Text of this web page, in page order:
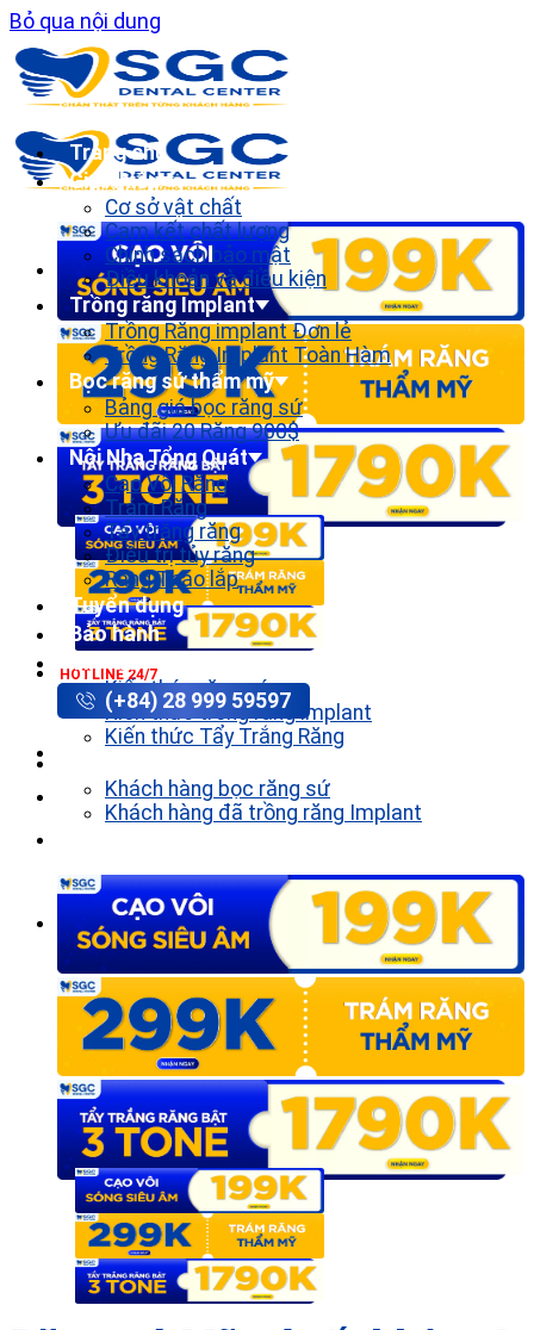
Bỏ qua nội dung
HOTLINE 24/7
(+84) 28 999 59597
Trang chủ
Giới thiệu
Cơ sở vật chất
Cam kết chất lượng
Chính sách bảo mật
Điều khoản và điều kiện
Trồng răng Implant
Trồng Răng implant Đơn lẻ
Trồng Răng Implant Toàn Hàm
Bọc răng sứ thẩm mỹ
Bảng giá bọc răng sứ
Ưu đãi 20 Răng 900$
Nội Nha Tổng Quát
Cạo Vôi Răng
Trám Răng
Tẩy trắng răng
Điều trị tủy răng
Răng Tháo lắp
Tuyển dụng
Bảo hành
Kiến thức răng sứ
Kiến thức trồng răng implant
Kiến thức Tẩy Trắng Răng
Khách hàng bọc răng sứ
Khách hàng đã trồng răng Implant